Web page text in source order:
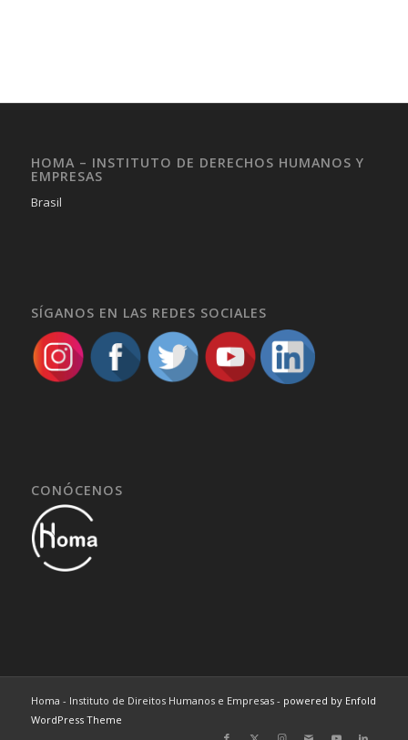
HOMA – INSTITUTO DE DERECHOS HUMANOS Y
EMPRESAS
Brasil
SÍGANOS EN LAS REDES SOCIALES
CONÓCENOS
Homa - Instituto de Direitos Humanos e Empresas - powered by Enfold
WordPress Theme